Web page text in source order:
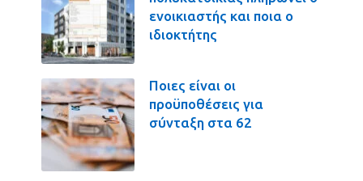
ενοικιαστής και ποια ο
ιδιοκτήτης
Ποιες είναι οι
προϋποθέσεις για
σύνταξη στα 62